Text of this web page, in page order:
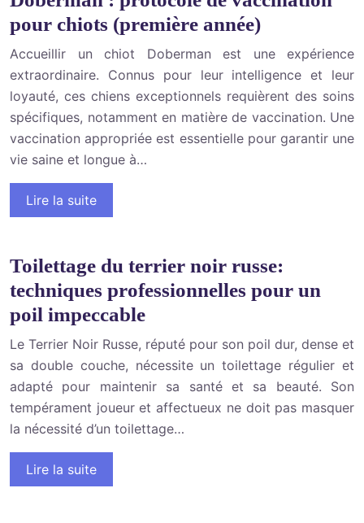
pour chiots (première année)
Accueillir un chiot Doberman est une expérience
extraordinaire. Connus pour leur intelligence et leur
loyauté, ces chiens exceptionnels requièrent des soins
spécifiques, notamment en matière de vaccination. Une
vaccination appropriée est essentielle pour garantir une
vie saine et longue à…
Lire la suite
Toilettage du terrier noir russe:
techniques professionnelles pour un
poil impeccable
Le Terrier Noir Russe, réputé pour son poil dur, dense et
sa double couche, nécessite un toilettage régulier et
adapté pour maintenir sa santé et sa beauté. Son
tempérament joueur et affectueux ne doit pas masquer
la nécessité d’un toilettage…
Lire la suite